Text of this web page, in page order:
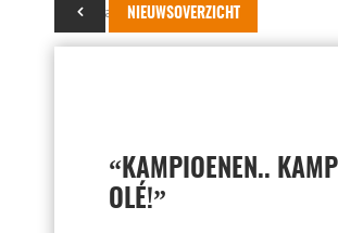
NIEUWSOVERZICHT
17 januari 2017
“ KAMPIOENEN..
OLÉ!”